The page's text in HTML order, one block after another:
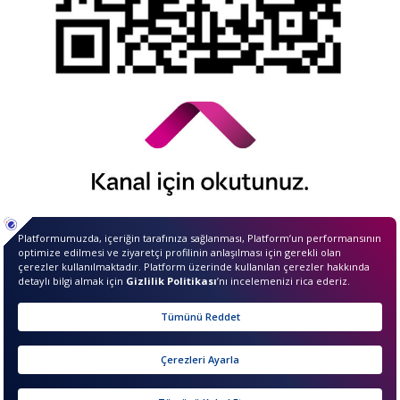
QNBiştirakidir.
sıkcasorulan
Merhaba ben InvestIQ. Size
nasıl yardımcı olabilirim?